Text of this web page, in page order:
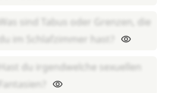
Was sind Tabus oder Grenzen, die
du im Schlafzimmer hast?
Hast du irgendwelche sexuellen
Fantasien?